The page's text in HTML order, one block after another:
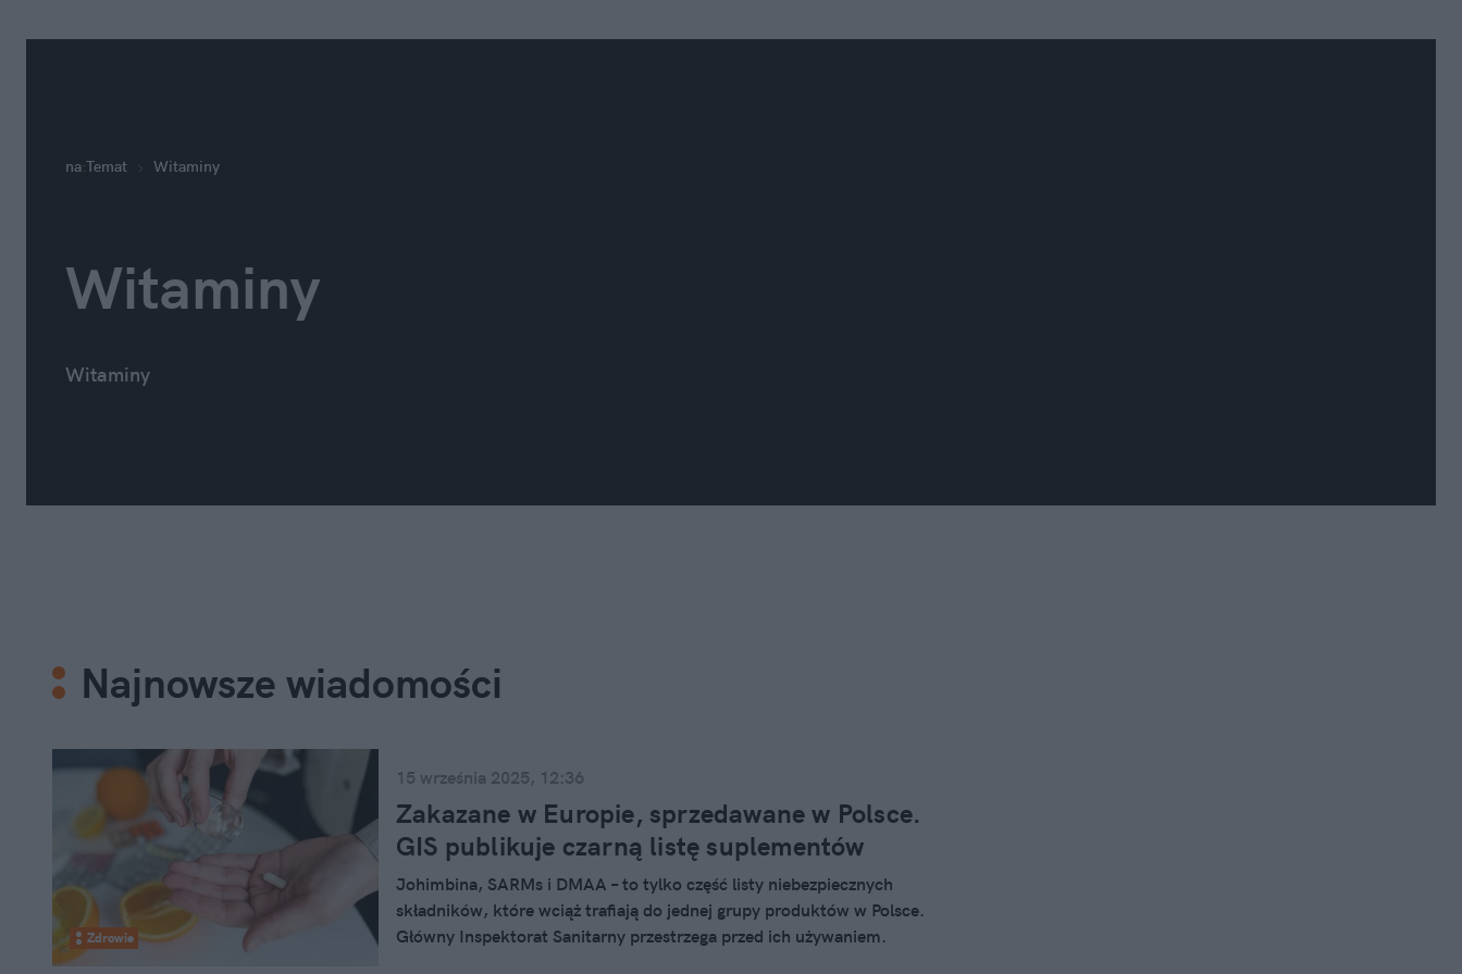
na:Temat Witaminy
Witaminy
Witaminy
Najnowsze wiadomości
Zdrowie
15 września 2025, 12:36
Zakazane w Europie, sprzedawane w Polsce.
GIS publikuje czarną listę suplementów
Johimbina, SARMs i DMAA – to tylko część listy niebezpiecznych
składników, które wciąż trafiają do jednej grupy produktów w Polsce.
Główny Inspektorat Sanitarny przestrzega przed ich używaniem.